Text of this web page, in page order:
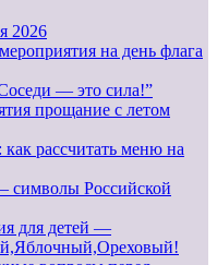
2026
на день флага
— это сила!”
прощание с летом
рассчитать меню на
Российской
для детей —